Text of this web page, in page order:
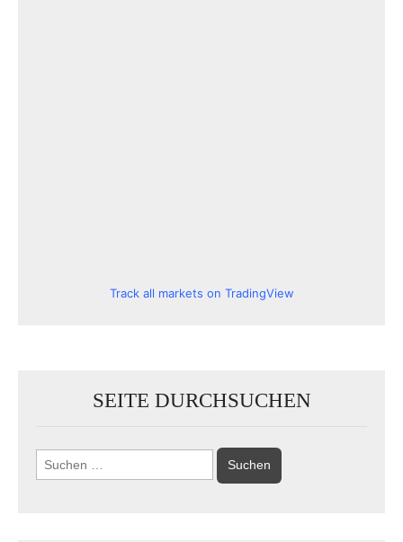
Track all markets on TradingView
SEITE DURCHSUCHEN
Suchen
nach: